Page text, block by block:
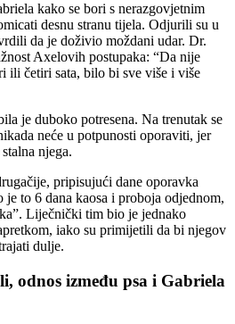
kako se bori s nerazgovjetnim
desnu stranu tijela. Odjurili su u
da je doživio moždani udar. Dr.
Axelovih postupaka: “Da nije
ili četiri sata, bilo bi sve više i više
je duboko potresena. Na trenutak se
neće u potpunosti oporaviti, jer
njega.
pripisujući dane oporavka
to 6 dana kaosa i proboja odjednom,
Liječnički tim bio je jednako
iako su primijetili da bi njegov
dulje.
odnos između psa i Gabriela